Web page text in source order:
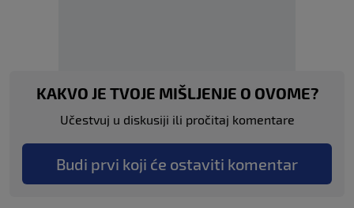
KAKVO JE TVOJE MIŠLJENJE O OVOME?
Učestvuj u diskusiji ili pročitaj komentare
Budi prvi koji će ostaviti komentar